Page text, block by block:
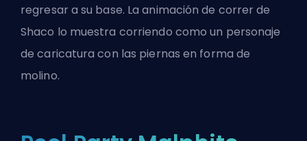
regresar a su base. La animación de correr de
Shaco lo muestra corriendo como un personaje
de caricatura con las piernas en forma de
molino.